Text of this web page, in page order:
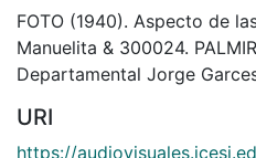
FOTO (1940). Aspecto de
Manuelita & 300024.
Departamental Jorge
URI
https://